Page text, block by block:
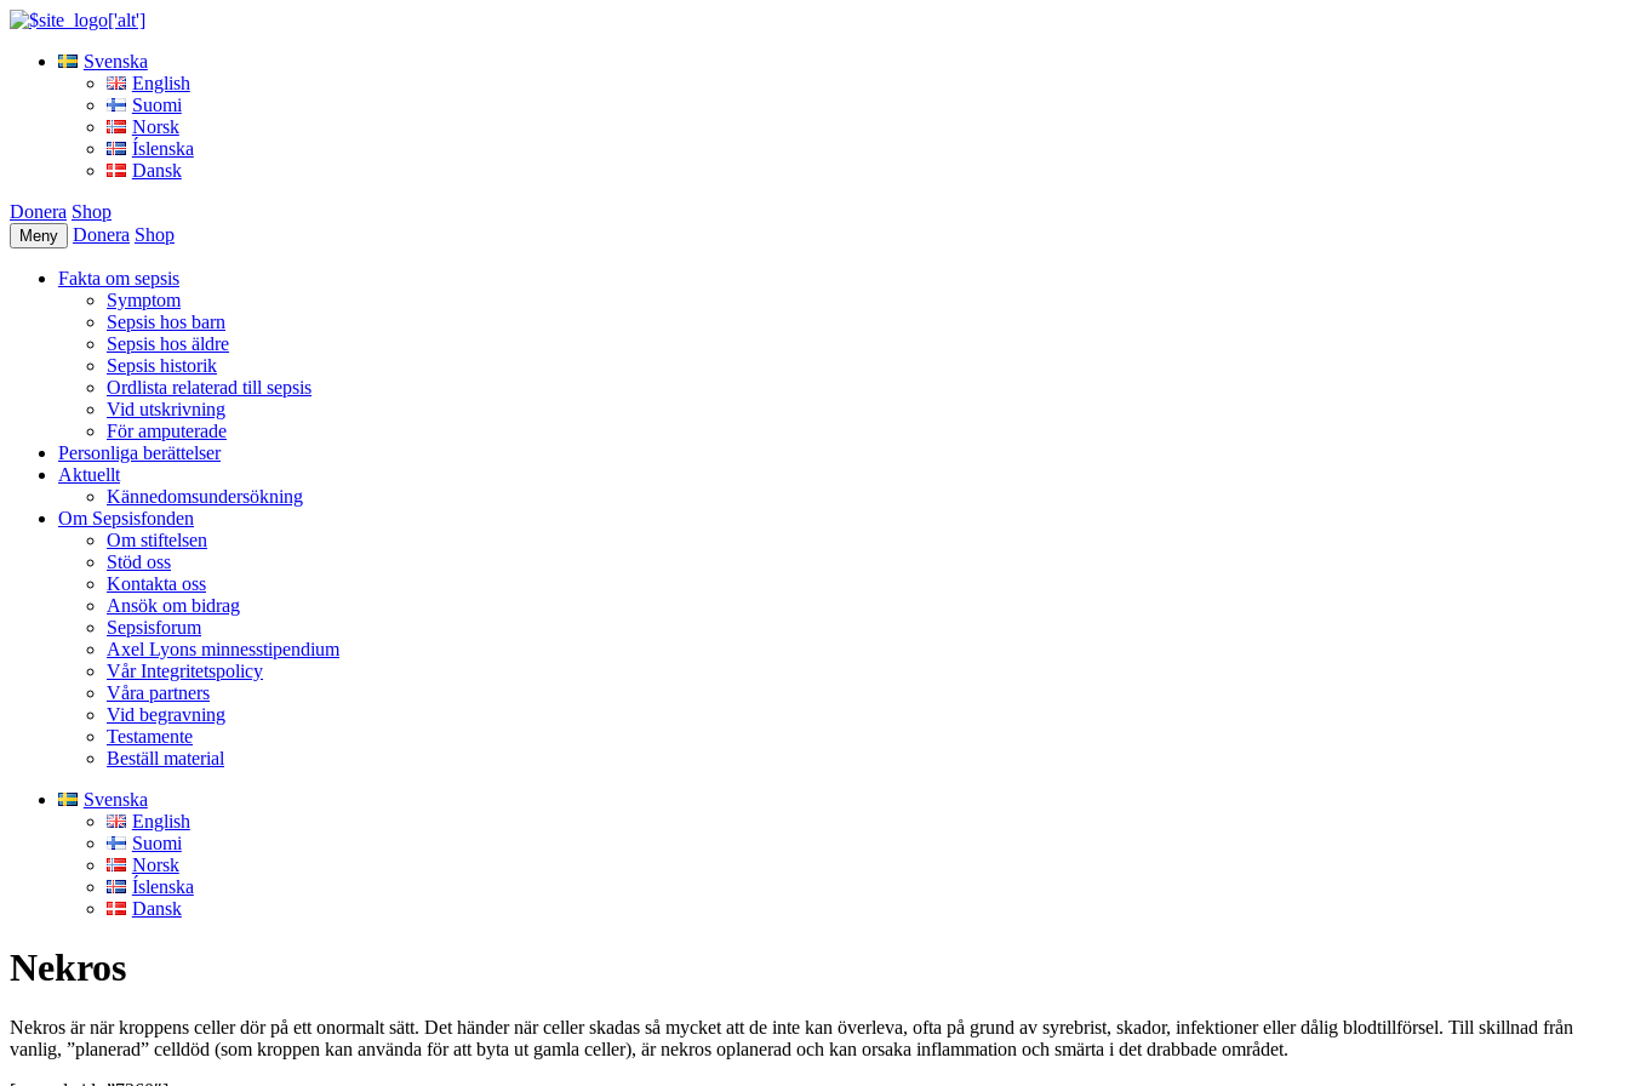
Svenska
English
Suomi
Norsk
Íslenska
Dansk
Donera Shop
Meny Donera Shop
Fakta om sepsis
Symptom
Sepsis hos barn
Sepsis hos äldre
Sepsis historik
Ordlista relaterad till sepsis
Vid utskrivning
För amputerade
Personliga berättelser
Aktuellt
Kännedomsundersökning
Om Sepsisfonden
Om stiftelsen
Stöd oss
Kontakta oss
Ansök om bidrag
Sepsisforum
Axel Lyons minnesstipendium
Vår Integritetspolicy
Våra partners
Vid begravning
Testamente
Beställ material
Svenska
English
Suomi
Norsk
Íslenska
Dansk
Nekros
Nekros är när kroppens celler dör på ett onormalt sätt. Det händer när celler skadas så mycket att de inte kan överleva, ofta på grund av syrebrist, skador, infektioner eller dålig blodtillförsel. Till skillnad från
vanlig, ”planerad” celldöd (som kroppen kan använda för att byta ut gamla celler), är nekros oplanerad och kan orsaka inflammation och smärta i det drabbade området.